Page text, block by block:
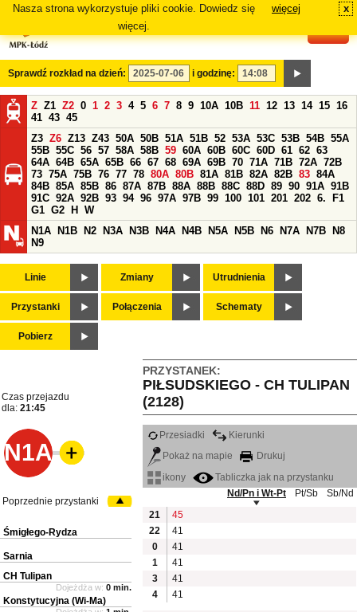
Nasza strona wykorzystuje pliki cookie. Dowiedz się
więcej.
więcej x
Sprawdź rozkład na dzień: i godzinę:
Z Z1 Z2 0 1 2 3 4 5 6 7 8 9 10A 10B 11 12 13 14 15 16
41 43 45
Z3 Z6 Z13 Z43 50A 50B 51A 51B 52 53A 53C 53B 54B 55A
55B 55C 56 57 58A 58B 59 60A 60B 60C 60D 61 62 63
64A 64B 65A 65B 66 67 68 69A 69B 70 71A 71B 72A 72B
73 75A 75B 76 77 78 80A 80B 81A 81B 82A 82B 83 84A
84B 85A 85B 86 87A 87B 88A 88B 88C 88D 89 90 91A 91B
91C 92A 92B 93 94 96 97A 97B 99 100 101 201 202 6.
F1
G1 G2 H
W
N1A
N1B N2 N3A N3B N4A N4B N5A N5B N6 N7A N7B
N8
N9
Linie Zmiany Utrudnienia
Przystanki Połączenia Schematy
Pobierz
PRZYSTANEK:
PIŁSUDSKIEGO - CH TULIPAN
(2128)
Czas przejazdu
dla: 21:45
N1A
Przesiadki
Kierunki
Pokaż na mapie
Drukuj
ikony
Tabliczka jak na przystanku
Nd/Pn i Wt-Pt
Pt/Sb
Sb/Nd
21
45
22
41
0
41
1
41
3
41
4
41
Poprzednie przystanki
Śmigłego-Rydza
Sarnia
CH Tulipan
Dojeżdża w: 0 min.
Konstytucyjna (Wi-Ma)